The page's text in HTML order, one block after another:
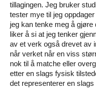
tillagingen. Jeg bruker
tester mye til jeg
jeg kan tenke meg å
liker å si at jeg tenker
av et verk også drevet av
når verket når en viss
nok til å matche eller
etter en slags fysisk
det representerer en slags